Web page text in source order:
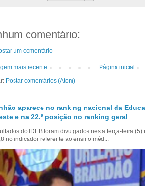
comentário:
um comentário
mais recente
Página inicial
Postar comentários (Atom)
aparece no ranking nacional da
e na 22.ª posição no ranking geral
do IDEB foram divulgados nesta terça-feira
no indicador referente ao ensino méd...